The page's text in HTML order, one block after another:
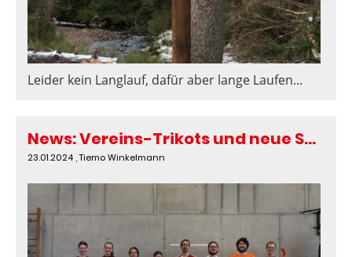
Leider kein Langlauf, dafür aber lange Laufen...
News: Vereins-Trikots und neue Spiele
23.01.2024 , Tiemo Winkelmann